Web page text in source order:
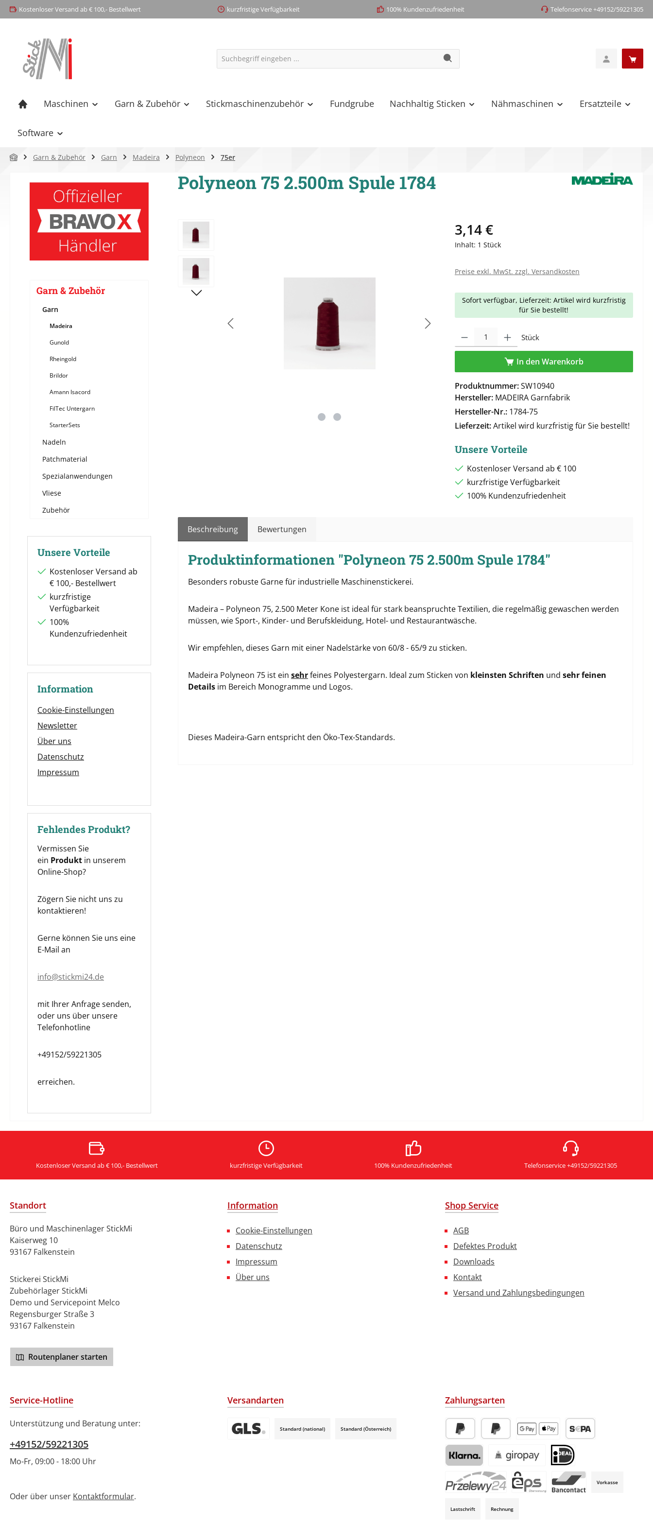
Zur Hauptnavigation springen
Kostenloser Versand ab € 100,- Bestellwert kurzfristige Verfügbarkeit 100% Kundenzufriedenheit Telefonservice +49152/59221305
Maschinen Garn & Zubehör Stickmaschinenzubehör Fundgrube Nachhaltig Sticken Nähmaschinen Ersatzteile
Software
Garn & Zubehör Garn Madeira Polyneon 75er
Garn & Zubehör
Garn
Madeira
Gunold
Rheingold
Brildor
Amann Isacord
FilTec Untergarn
StarterSets
Nadeln
Patchmaterial
Spezialanwendungen
Vliese
Zubehör
Unsere Vorteile
Kostenloser Versand ab
€ 100,- Bestellwert
kurzfristige
Verfügbarkeit
100%
Kundenzufriedenheit
Information
Cookie-Einstellungen
Newsletter
Über uns
Datenschutz
Impressum
Fehlendes Produkt?
Vermissen Sie
ein Produkt in unserem
Online-Shop?
Zögern Sie nicht uns zu
kontaktieren!
Gerne können Sie uns eine
E-Mail an
info@stickmi24.de
mit Ihrer Anfrage senden,
oder uns über unsere
Telefonhotline
+49152/59221305
erreichen.
Polyneon 75 2.500m Spule 1784
Bildergalerie überspringen 3,14 €
Inhalt: 1 Stück
Preise exkl. MwSt. zzgl. Versandkosten
Sofort verfügbar, Lieferzeit: Artikel wird kurzfristig
für Sie bestellt!
Stück
In den Warenkorb
Produktnummer:SW10940
Hersteller: MADEIRA Garnfabrik
Hersteller-Nr.: 1784-75
Lieferzeit:Artikel wird kurzfristig für Sie bestellt!
Unsere Vorteile
Kostenloser Versand ab € 100
kurzfristige Verfügbarkeit
100% Kundenzufriedenheit
Beschreibung Bewertungen
Produktinformationen "Polyneon 75 2.500m Spule 1784"
Besonders robuste Garne für industrielle Maschinenstickerei.
Madeira – Polyneon 75, 2.500 Meter Kone ist ideal für stark beanspruchte Textilien, die regelmäßig gewaschen werden
müssen, wie Sport-, Kinder- und Berufskleidung, Hotel- und Restaurantwäsche.
Wir empfehlen, dieses Garn mit einer Nadelstärke von 60/8 - 65/9 zu sticken.
Madeira Polyneon 75 ist ein sehrfeines Polyestergarn. Ideal zum Sticken von kleinsten Schriften und sehr feinen
Details im Bereich Monogramme und Logos.
Dieses Madeira-Garn entspricht den Öko-Tex-Standards.
Kostenloser Versand ab € 100,- Bestellwert kurzfristige Verfügbarkeit 100% Kundenzufriedenheit Telefonservice +49152/59221305
Standort
Büro und Maschinenlager StickMi
Kaiserweg 10
93167 Falkenstein
Stickerei StickMi
Zubehörlager StickMi
Demo und Servicepoint Melco
Regensburger Straße 3
93167 Falkenstein
Routenplaner starten
Information
Cookie-Einstellungen
Datenschutz
Impressum
Über uns
Shop Service
AGB
Defektes Produkt
Downloads
Kontakt
Versand und Zahlungsbedingungen
Service-Hotline
Unterstützung und Beratung unter:
+49152/59221305
Mo-Fr, 09:00 - 18:00 Uhr
Oder über unser Kontaktformular.
Versandarten
Standard (national) Standard (Österreich)
Zahlungsarten
PayPal Später BezahlenApple Pay / Google Pay (via Stripe)
SEPA-Lastschrift (via
Klarna (via Stripe)Giropay (via Stripe) iDeal (via Stripe)
Vorkasse
Lastschrift Rechnung